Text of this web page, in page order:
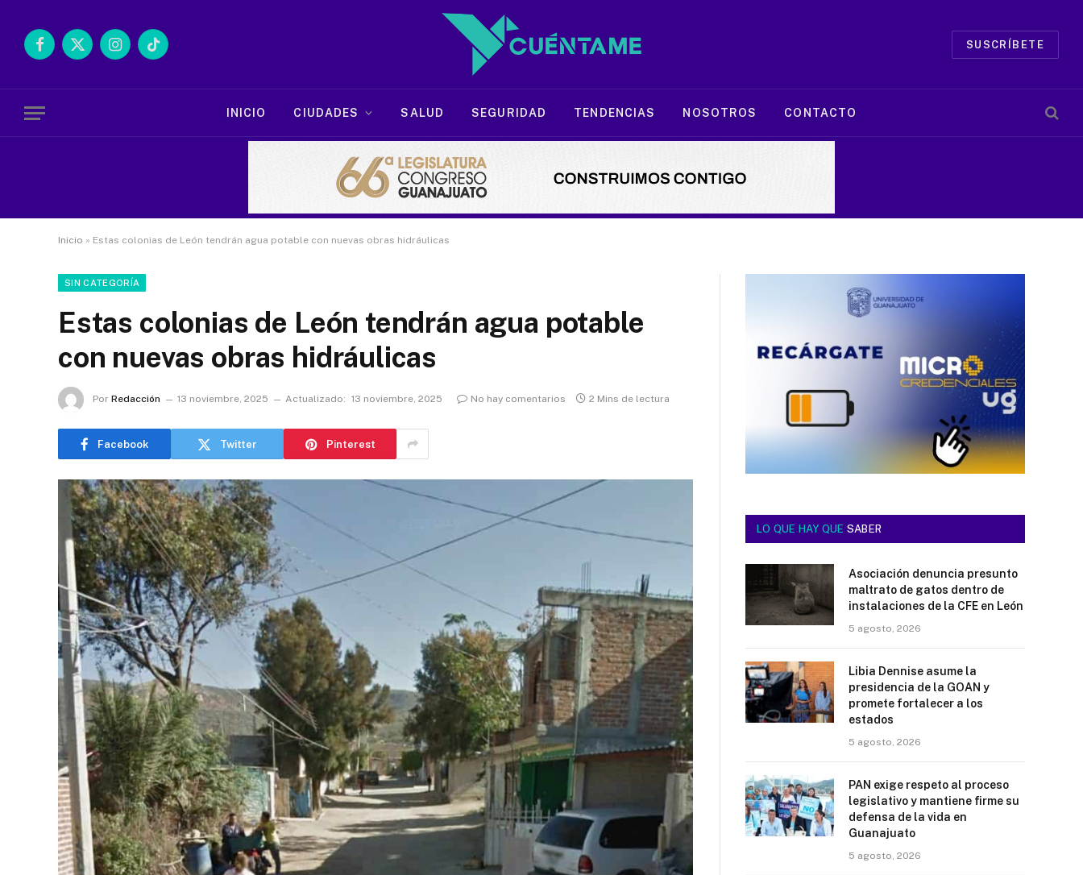
Facebook
X
InstagramTikTok
SUSCRÍBETE
INICIO CIUDADES SALUD SEGURIDAD TENDENCIAS NOSOTROS CONTACTO
Inicio » Estas colonias de León tendrán agua potable con nuevas obras hidráulicas
SIN CATEGORÍA
Estas colonias de León tendrán agua potable
con nuevas obras hidráulicas
Por Redacción 13 noviembre, 2025 Actualizado: 13 noviembre, 2025 No hay comentarios 2 Mins de lectura
Facebook Twitter Pinterest
LO QUE HAY QUE SABER
Asociación denuncia presunto
maltrato de gatos dentro de
instalaciones de la CFE en León
5 agosto, 2026
Libia Dennise asume la
presidencia de la GOAN y
promete fortalecer a los
estados
5 agosto, 2026
PAN exige respeto al proceso
legislativo y mantiene firme su
defensa de la vida en
Guanajuato
5 agosto, 2026